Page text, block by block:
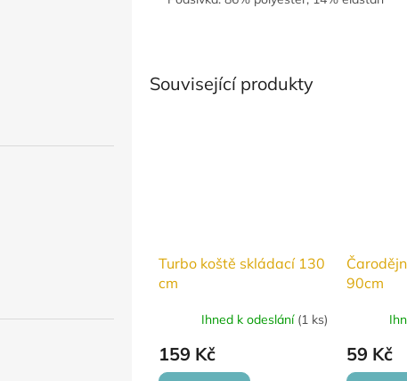
Související produkty
Turbo koště skládací 130
cm
Ihned k odeslání (1 ks)
159 Kč
90cm
59 Kč